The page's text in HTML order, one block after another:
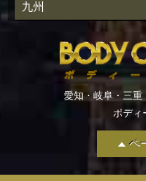
ペ
九州
愛知・岐阜・三重
ボディ